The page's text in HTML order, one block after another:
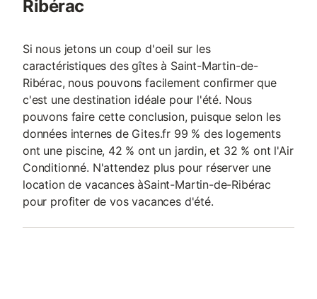
Ribérac
Si nous jetons un coup d'oeil sur les
caractéristiques des gîtes à Saint-Martin-de-
Ribérac, nous pouvons facilement confirmer que
c'est une destination idéale pour l'été. Nous
pouvons faire cette conclusion, puisque selon les
données internes de Gites.fr 99 % des logements
ont une piscine, 42 % ont un jardin, et 32 % ont l'Air
Conditionné. N'attendez plus pour réserver une
location de vacances àSaint-Martin-de-Ribérac
pour profiter de vos vacances d'été.